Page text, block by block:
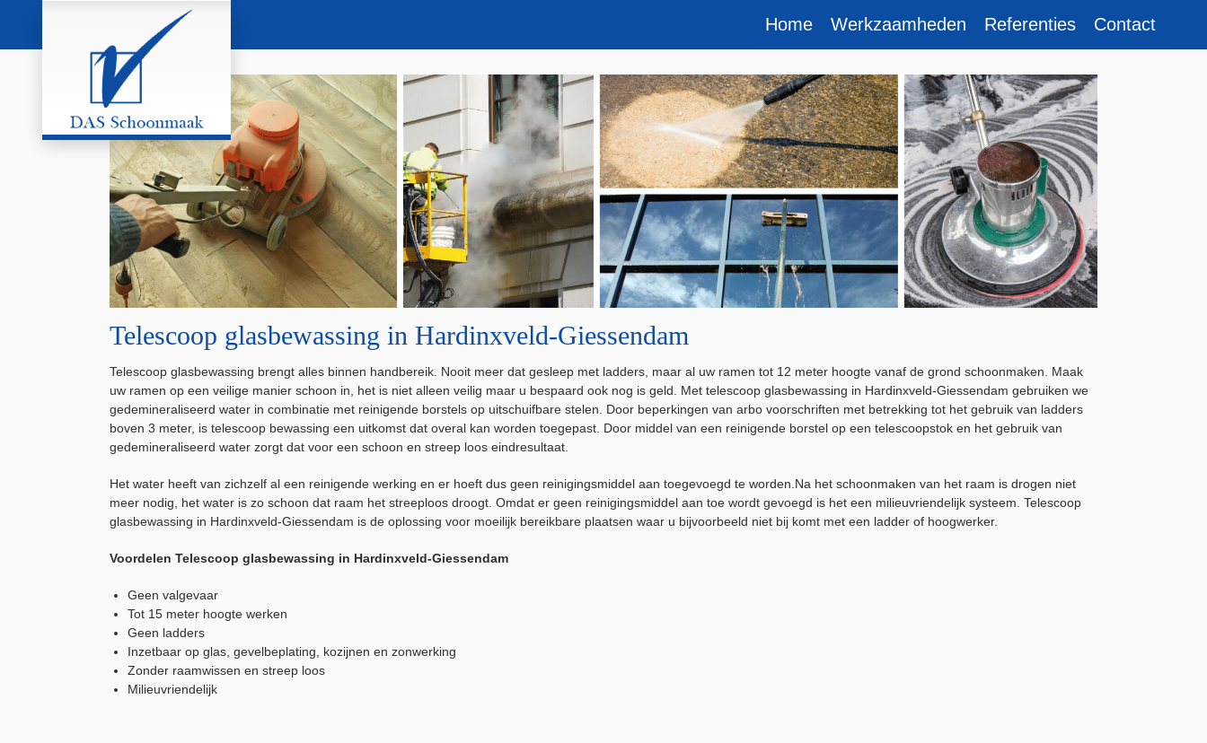
Home Werkzaamheden Referenties Contact
Telescoop glasbewassing in Hardinxveld-Giessendam
Telescoop glasbewassing brengt alles binnen handbereik. Nooit meer dat gesleep met ladders, maar al uw ramen tot 12 meter hoogte vanaf de grond schoonmaken. Maak
uw ramen op een veilige manier schoon in, het is niet alleen veilig maar u bespaard ook nog is geld. Met telescoop glasbewassing in Hardinxveld-Giessendam gebruiken we
gedemineraliseerd water in combinatie met reinigende borstels op uitschuifbare stelen. Door beperkingen van arbo voorschriften met betrekking tot het gebruik van ladders
boven 3 meter, is telescoop bewassing een uitkomst dat overal kan worden toegepast. Door middel van een reinigende borstel op een telescoopstok en het gebruik van
gedemineraliseerd water zorgt dat voor een schoon en streep loos eindresultaat.
Het water heeft van zichzelf al een reinigende werking en er hoeft dus geen reinigingsmiddel aan toegevoegd te worden.Na het schoonmaken van het raam is drogen niet
meer nodig, het water is zo schoon dat raam het streeploos droogt. Omdat er geen reinigingsmiddel aan toe wordt gevoegd is het een milieuvriendelijk systeem. Telescoop
glasbewassing in Hardinxveld-Giessendam is de oplossing voor moeilijk bereikbare plaatsen waar u bijvoorbeeld niet bij komt met een ladder of hoogwerker.
Voordelen Telescoop glasbewassing in Hardinxveld-Giessendam
Geen valgevaar
Tot 15 meter hoogte werken
Geen ladders
Inzetbaar op glas, gevelbeplating, kozijnen en zonwerking
Zonder raamwissen en streep loos
Milieuvriendelijk